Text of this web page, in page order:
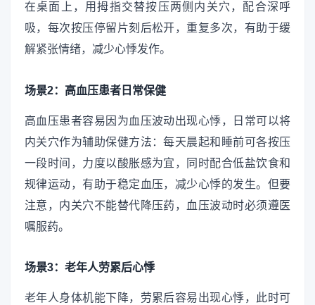
在桌面上，用拇指交替按压两侧内关穴，配合深呼
吸，每次按压停留片刻后松开，重复多次，有助于缓
解紧张情绪，减少心悸发作。
场景2：高血压患者日常保健
高血压患者容易因为血压波动出现心悸，日常可以将
内关穴作为辅助保健方法：每天晨起和睡前可各按压
一段时间，力度以酸胀感为宜，同时配合低盐饮食和
规律运动，有助于稳定血压，减少心悸的发生。但要
注意，内关穴不能替代降压药，血压波动时必须遵医
嘱服药。
场景3：老年人劳累后心悸
老年人身体机能下降，劳累后容易出现心悸，此时可